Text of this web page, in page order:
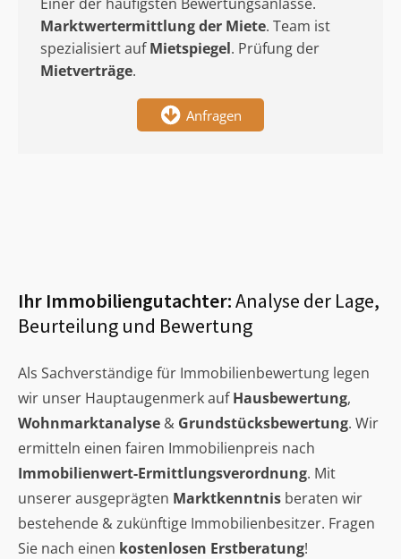
Marktwertermittlungder Miete. Team ist
spezialisiert aufMietspiegel. Prüfung der
Mietverträge.
Anfragen
Ihr Immobiliengutachter:Analyse der Lage,
Beurteilung und Bewertung
Als Sachverständige für Immobilienbewertung legen
wir unser Hauptaugenmerk aufHausbewertung,
Wohnmarktanalyse & Grundstücksbewertung. Wir
ermitteln einen fairen Immobilienpreis nach
Immobilienwert-Ermittlungsverordnung. Mit
unserer ausgeprägten Marktkenntnis beraten wir
bestehende & zukünftige Immobilienbesitzer. Fragen
Sie nach einen kostenlosen Erstberatung!